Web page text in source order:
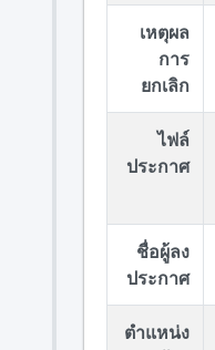
เหตุผล
การ
ยกเลิก
ไฟล์
ประกาศ
ชื่อผู้ลง
ประกาศ
ตำแหน่ง